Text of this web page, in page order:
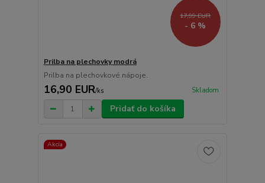
17,99 EUR
- 6 %
Prilba na plechovky modrá
Prilba na plechovkové nápoje.
16,90 EUR/ks Skladom
Pridať do košíka
Akcia